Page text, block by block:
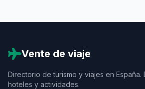
Vente de viaje
Directorio de turismo y viajes en España.
hoteles y actividades.